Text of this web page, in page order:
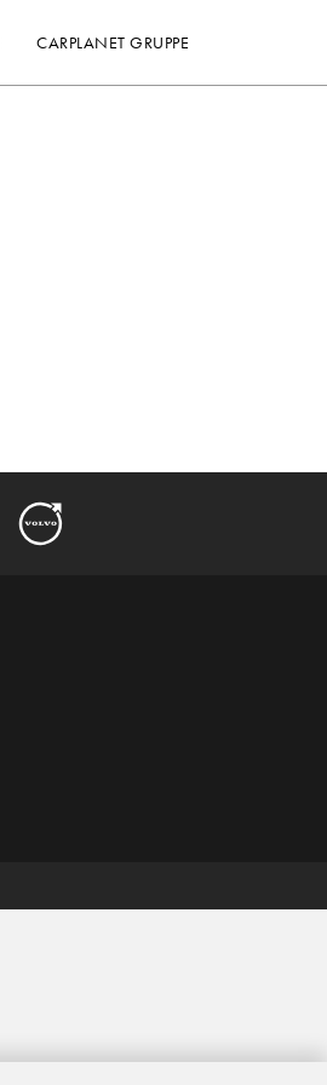
CARPLANET GRUPPE